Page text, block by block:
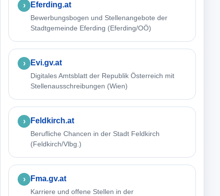
Eferding.at
Bewerbungsbogen und Stellenangebote der
Stadtgemeinde Eferding (Eferding/OÖ)
Evi.gv.at
Digitales Amtsblatt der Republik Österreich mit
Stellenausschreibungen (Wien)
Feldkirch.at
Berufliche Chancen in der Stadt Feldkirch
(Feldkirch/Vlbg.)
Fma.gv.at
Karriere und offene Stellen in der